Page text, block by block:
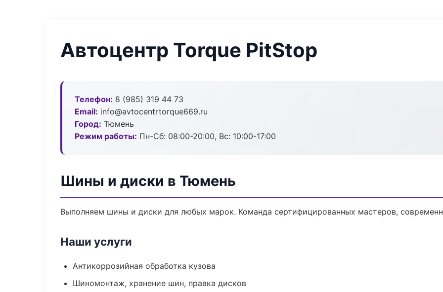
Автоцентр Torque PitStop
Телефон: 8 (985) 319 44 73
Email: info@avtocentrtorque669.ru
Город: Тюмень
Режим работы: Пн-Сб: 08:00-20:00, Вс: 10:00-17:00
Шины и диски в Тюмень
Выполняем шины и диски для любых марок. Команда сертифицированных мастеров,
Наши услуги
Антикоррозийная обработка кузова
Шиномонтаж, хранение шин, правка дисков